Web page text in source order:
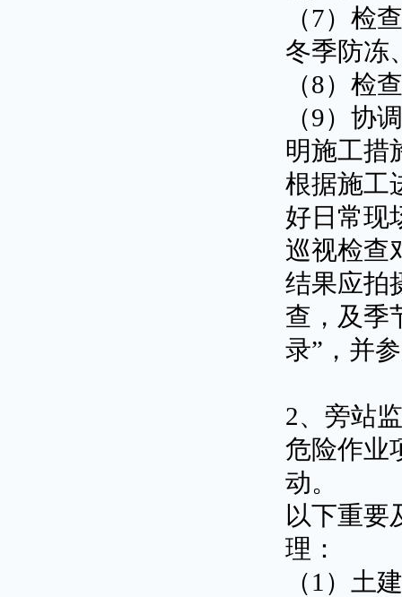
（7）检
冬季防冻
（8）检
（9）协
明施工措
根据施工
好日常现
巡视检查
结果应拍
查，及季
录”，并
2、旁站
危险作业
动。
以下重要
理：
（1）土